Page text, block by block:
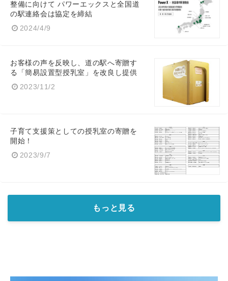
整備に向けて パワーエックスと全国道
の駅連絡会は協定を締結
2024/4/9
お客様の声を反映し、道の駅へ寄贈す
る「簡易設置型授乳室」を改良し提供
2023/11/2
子育て支援策としての授乳室の寄贈を
開始！
2023/9/7
もっと見る